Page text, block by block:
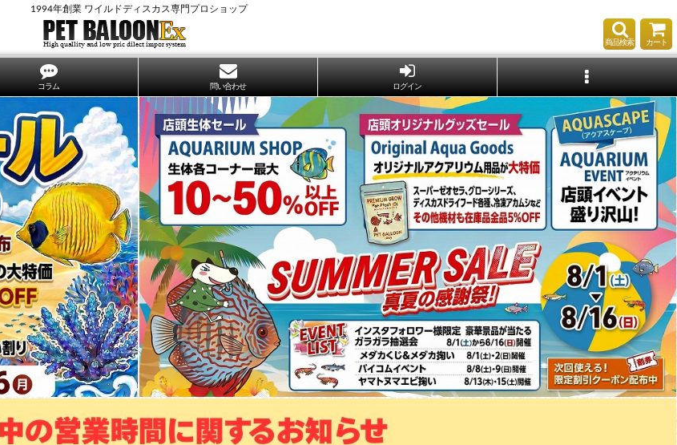
1994年創業 ワイルドディスカス専門プロショップ
商品検索 カート
コラム 問い合わせ ログイン